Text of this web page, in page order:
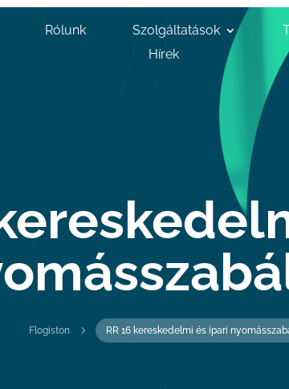
Rólunk Szolgáltatások
Hírek
Flogiston 5 RR 16 kereskedelmi és ipari